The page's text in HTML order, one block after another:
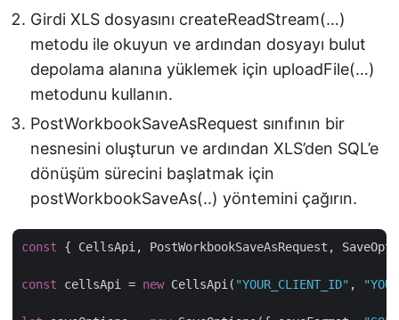
Girdi XLS dosyasını createReadStream(…)
metodu ile okuyun ve ardından dosyayı bulut
depolama alanına yüklemek için uploadFile(…)
metodunu kullanın.
PostWorkbookSaveAsRequest sınıfının bir
nesnesini oluşturun ve ardından XLS’den SQL’e
dönüşüm sürecini başlatmak için
postWorkbookSaveAs(..) yöntemini çağırın.
const { CellsApi, PostWorkbookSaveAsRequest,
const cellsApi = new CellsApi( "YOUR_CLIENT_ID" ,